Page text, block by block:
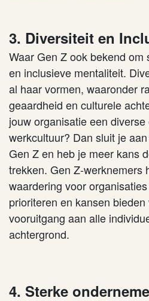
3. Diversiteit en
Waar Gen Z ook bekend om
en inclusieve mentaliteit.
al haar vormen, waaronder
geaardheid en culturele
jouw organisatie een
werkcultuur? Dan sluit je
Gen Z en heb je meer kans
trekken. Gen Z-werknemers
waardering voor
prioriteren en kansen
vooruitgang aan alle
achtergrond.
4. Sterke